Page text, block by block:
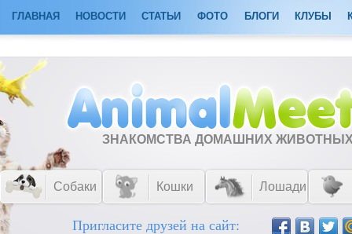
ГЛАВНАЯ НОВОСТИ СТАТЬИ ФОТО БЛОГИ КЛУБЫ
ЗНАКОМСТВА ДОМАШНИХ
Собаки Кошки Лошади
Пригласите друзей на сайт: